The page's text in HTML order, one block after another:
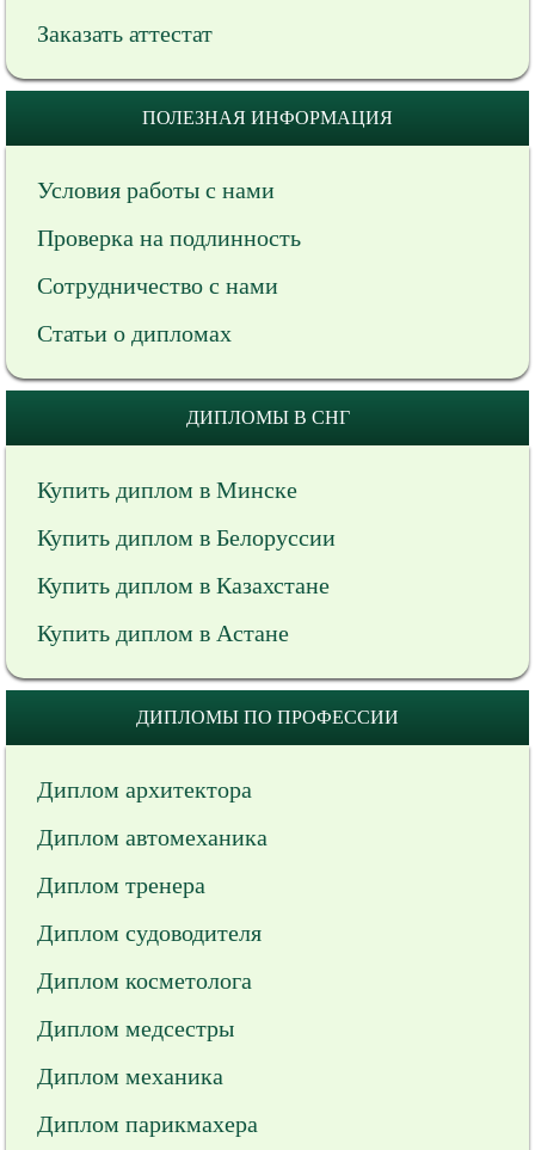
Заказать аттестат
ПОЛЕЗНАЯ ИНФОРМАЦИЯ
Условия работы с нами
Проверка на подлинность
Сотрудничество с нами
Статьи о дипломах
ДИПЛОМЫ В СНГ
Купить диплом в Минске
Купить диплом в Белоруссии
Купить диплом в Казахстане
Купить диплом в Астане
ДИПЛОМЫ ПО ПРОФЕССИИ
Диплом архитектора
Диплом автомеханика
Диплом тренера
Диплом судоводителя
Диплом косметолога
Диплом медсестры
Диплом механика
Диплом парикмахера